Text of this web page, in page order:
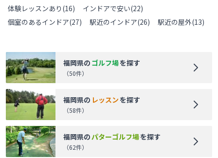
体験レッスンあり (16) インドアで安い(22)
個室のあるインドア(27) 駅近のインドア(26) 駅近の屋外(13)
福岡県の ゴルフ場を探す
（50件）
福岡県の レッスンを探す
（58件）
福岡県のパターゴルフ場を探す
（62件）